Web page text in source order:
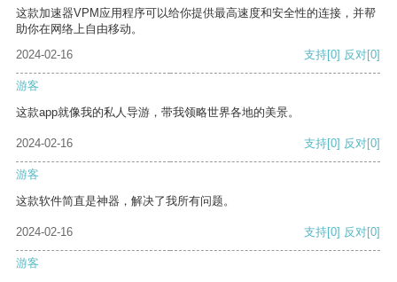
这款加速器VPM应用程序可以给你提供最高速度和安全性的连接，并帮
助你在网络上自由移动。
2024-02-16
支持[0] 反对[0]
游客
这款app就像我的私人导游，带我领略世界各地的美景。
2024-02-16 支持[0] 反对[0]
游客
这款软件简直是神器，解决了我所有问题。
2024-02-16 支持[0] 反对[0]
游客